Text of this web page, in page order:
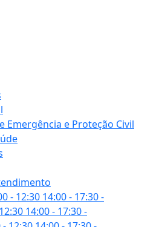
Emergência e Proteção Civil
- 12:30 14:00 - 17:30-
14:00 - 17:30-